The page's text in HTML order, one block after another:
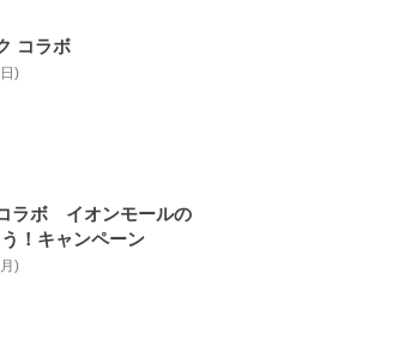
コラボ
)
ラボ イオンモールの
！キャンペーン
)